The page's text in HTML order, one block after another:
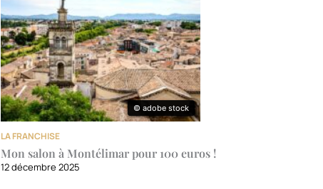
© adobe stock
© adobe stock
LA FRANCHISE
Mon salon à Montélimar pour 100 euros !
12 décembre 2025